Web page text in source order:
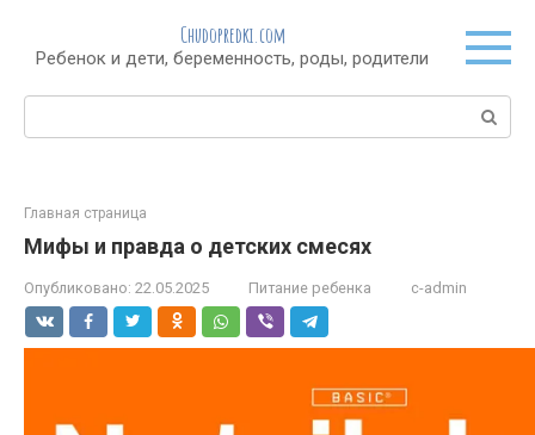
контенту
Chudopredki.com
Ребенок и дети, беременность, роды, родители
Поиск:
Главная страница
Мифы и правда о детских смесях
Опубликовано: 22.05.2025 Питание ребенка c-admin